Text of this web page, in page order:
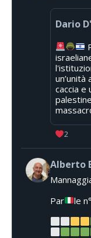
Dario
caccia
2
Alberto
Par
le